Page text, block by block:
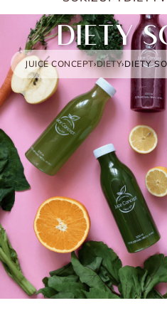
DIETY
JUICE CONCEPT›DIETY›DIETY